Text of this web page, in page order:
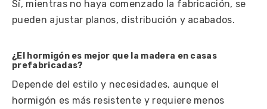
Sí, mientras no haya comenzado la fabricación, se
pueden ajustar planos, distribución y acabados.
¿El hormigón es mejor que la madera en casas
prefabricadas?
Depende del estilo y necesidades, aunque el
hormigón es más resistente y requiere menos